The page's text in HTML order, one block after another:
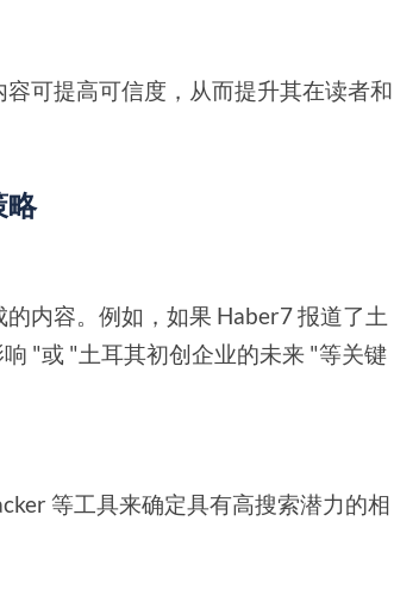
可提高可信度，从而提升其在读者和
略
内容。例如，如果 Haber7 报道了土
"或 "土耳其初创企业的未来 "等关键
等工具来确定具有高搜索潜力的相